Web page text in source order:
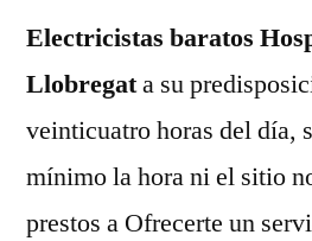
Electricistas baratos
Llobregata su
veinticuatro horas del día,
mínimo la hora ni el sitio
prestos a Ofrecerte un